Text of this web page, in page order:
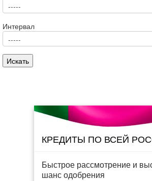
Интервал
КРЕДИТЫ ПО ВСЕЙ
Быстрое рассмотрение и
шанс одобрения